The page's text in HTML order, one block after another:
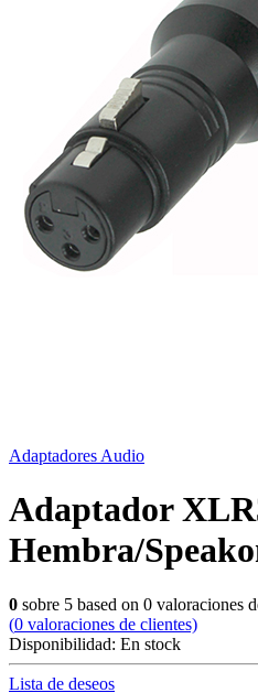
Adaptadores Audio
Adaptador
Hembra/
0 sobre 5 based on 0 valoraciones
(0 valoraciones de clientes)
Disponibilidad: En stock
Lista de deseos